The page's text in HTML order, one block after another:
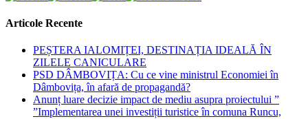
Articole Recente
PEȘTERA IALOMIȚEI, DESTINAȚIA IDEALĂ ÎN
ZILELE CANICULARE
PSD DÂMBOVIȚA: Cu ce vine ministrul Economiei în
Dâmbovița, în afară de propagandă?
Anunț luare decizie impact de mediu asupra proiectului ”
”Implementarea unei investiții turistice în comuna Runcu,